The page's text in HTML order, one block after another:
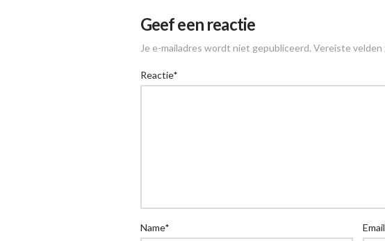
Geef een reactie
Je e-mailadres wordt niet gepubliceerd. Vereiste velden
Reactie*
Name*